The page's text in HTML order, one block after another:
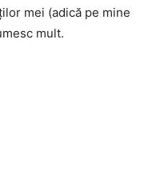
mei (adică pe mine
mult.